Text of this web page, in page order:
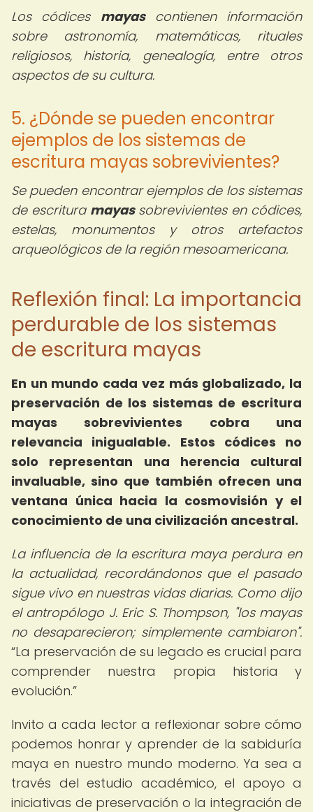
Los códices mayascontienen información
sobre astronomía, matemáticas, rituales
religiosos, historia, genealogía, entre otros
aspectos de su cultura.
5. ¿Dónde se pueden encontrar
ejemplos de los sistemas de
escritura mayas sobrevivientes?
Se pueden encontrar ejemplos de los sistemas
de escritura mayassobrevivientes en códices,
estelas, monumentos y otros artefactos
arqueológicos de la región mesoamericana.
Reflexión final: La importancia
perdurable de los sistemas
de escritura mayas
En un mundo cada vez más globalizado, la
preservación de los sistemas de escritura
mayas sobrevivientes cobra una
relevancia inigualable. Estos códices no
solo representan una herencia cultural
invaluable, sino que también ofrecen una
ventana única hacia la cosmovisión y el
conocimiento de una civilización ancestral.
La influencia de la escritura maya perdura en
la actualidad, recordándonos que el pasado
sigue vivo en nuestras vidas diarias. Como dijo
el antropólogo J. Eric S. Thompson, "los mayas
no desaparecieron; simplemente cambiaron".
La preservación de su legado es crucial para
comprender nuestra propia historia y
evolución.
Invito a cada lector a reflexionar sobre cómo
podemos honrar y aprender de la sabiduría
maya en nuestro mundo moderno. Ya sea a
través del estudio académico, el apoyo a
iniciativas de preservación o la integración de